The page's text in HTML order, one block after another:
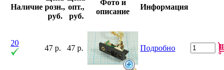
Наличие розн.,
руб.
опт.,
руб.
Фото и
описание
Информация
20
47 р. 47 р. Подробно